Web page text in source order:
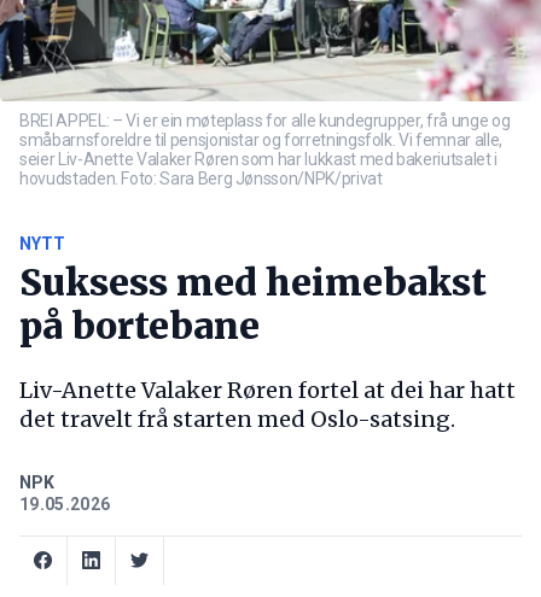
BREI APPEL: – Vi er ein møteplass for alle kundegrupper, frå unge og
småbarnsforeldre til pensjonistar og forretningsfolk. Vi femnar alle,
seier Liv-Anette Valaker Røren som har lukkast med bakeriutsalet i
hovudstaden. Foto: Sara Berg Jønsson/NPK/privat
NYTT
Suksess med heimebakst
på bortebane
Liv-Anette Valaker Røren fortel at dei har hatt
det travelt frå starten med Oslo-satsing.
NPK
19.05.2026